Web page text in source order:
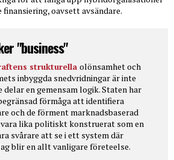
oavsett avsändare.
"business"
strukturella olönsamhet och
inbyggda snedvridningar är inte
delar en gemensam logik. Staten har
förmåga att identifiera
och de förment marknadsbaserad
lika politiskt konstruerat som en
svårare att se i ett system där
blir en allt vanligare företeelse.